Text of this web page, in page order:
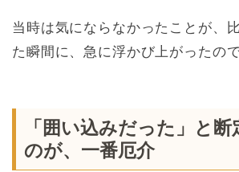
当時は気にならなかったことが、
た瞬間に、急に浮かび上がったの
「囲い込みだった」と
のが、一番厄介